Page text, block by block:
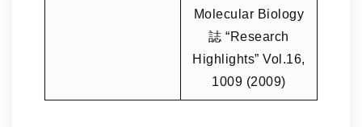
Molecular Biology
誌 “Research
Highlights” Vol.16,
1009 (2009)